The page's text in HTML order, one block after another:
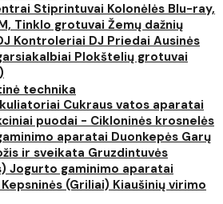
Stiprintuvai Kolonėlės Blu-ray,
Tinklo grotuvai Žemų dažnių
Kontroleriai DJ Priedai Ausinės
Plokštelių grotuvai
technika
Cukraus vatos aparatai
puodai - Cikloninės krosnelės
aparatai Duonkepės Garų
ir sveikata Gruzdintuvės
Jogurto gaminimo aparatai
Kepsninės (Griliai) Kiaušinių virimo